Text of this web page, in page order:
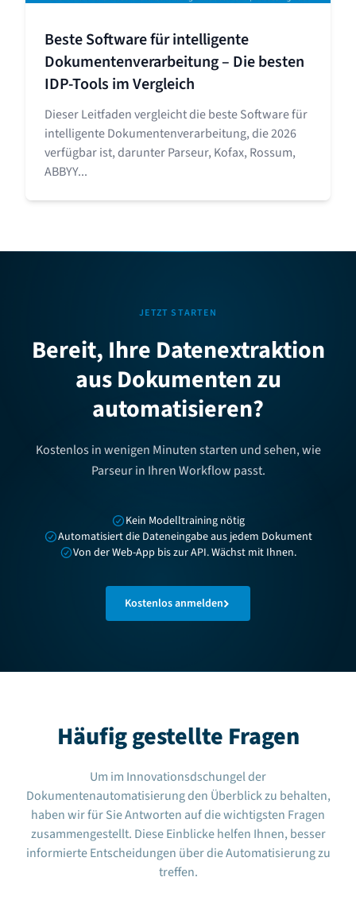
Beste Software für intelligente
Dokumentenverarbeitung – Die besten
IDP-Tools im Vergleich
Dieser Leitfaden vergleicht die beste Software für
intelligente Dokumentenverarbeitung, die 2026
verfügbar ist, darunter Parseur, Kofax, Rossum,
ABBYY...
JETZT STARTEN
Bereit, Ihre Datenextraktion
aus Dokumenten zu
automatisieren?
Kostenlos in wenigen Minuten starten und sehen, wie
Parseur in Ihren Workflow passt.
Kein Modelltraining nötig
Automatisiert die Dateneingabe aus jedem Dokument
Von der Web-App bis zur API. Wächst mit Ihnen.
Kostenlos anmelden
Häufig gestellte Fragen
Um im Innovationsdschungel der
Dokumentenautomatisierung den Überblick zu behalten,
haben wir für Sie Antworten auf die wichtigsten Fragen
zusammengestellt. Diese Einblicke helfen Ihnen, besser
informierte Entscheidungen über die Automatisierung zu
treffen.